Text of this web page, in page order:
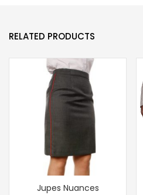
RELATED PRODUCTS
Jupes Nuances